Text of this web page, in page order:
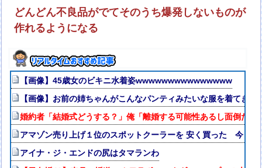
どんどん不良品がでてそのうち爆発しないものが
作れるようになる
【画像】45歳女のビキニ水着姿wwwwwwwwwwwwwww
【画像】お前の姉ちゃんがこんなパンティみたいな服を着てきた
婚約者「結婚式どうする？」俺「離婚する可能性あるし面倒だし
アマゾン売り上げ１位のスポットクーラーを 安く買った 今日
アイナ・ジ・エンドの尻はタマランわ